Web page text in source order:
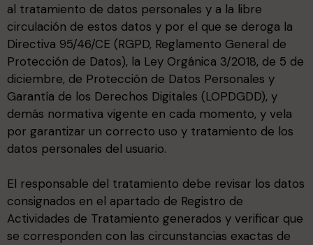
al tratamiento de datos personales y a la libre
circulación de estos datos y por el que se deroga la
Directiva 95/46/CE (RGPD, Reglamento General de
Protección de Datos), la Ley Orgánica 3/2018, de 5 de
diciembre, de Protección de Datos Personales y
Garantía de los Derechos Digitales (LOPDGDD), y
demás normativa vigente en cada momento, y vela
por garantizar un correcto uso y tratamiento de los
datos personales del usuario.
El responsable del tratamiento debe revisar los datos
consignados en el apartado de Registro de
Actividades de Tratamiento generados y verificar que
se corresponden con las circunstancias exactas de